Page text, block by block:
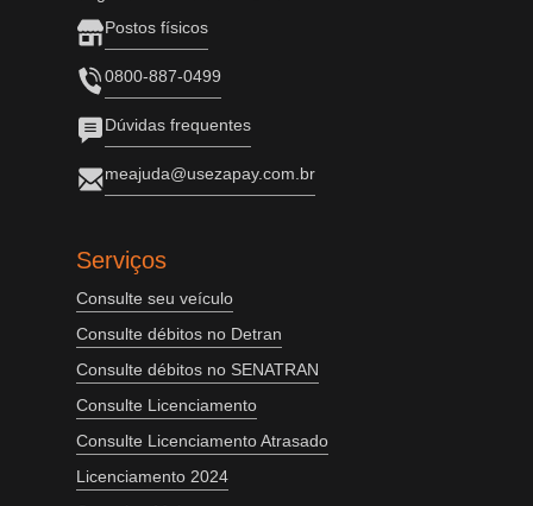
Postos físicos
0800-887-0499
Dúvidas frequentes
meajuda@usezapay.com.br
Serviços
Consulte seu veículo
Consulte débitos no Detran
Consulte débitos no SENATRAN
Consulte Licenciamento
Consulte Licenciamento Atrasado
Licenciamento 2024